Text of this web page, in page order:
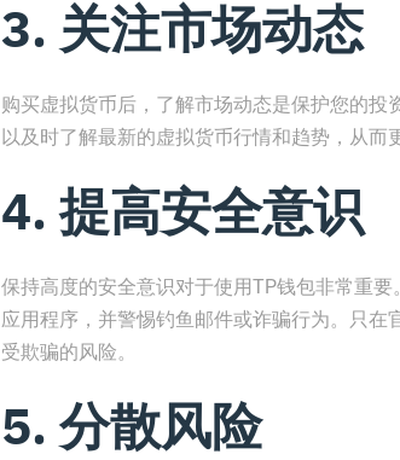
3. 关注市场动态
购买虚拟货币后，了解市场动态是保护您的
以及时了解最新的虚拟货币行情和趋势，从而
4. 提高安全意识
保持高度的安全意识对于使用TP钱包非常重
应用程序，并警惕钓鱼邮件或诈骗行为。只
受欺骗的风险。
5. 分散风险